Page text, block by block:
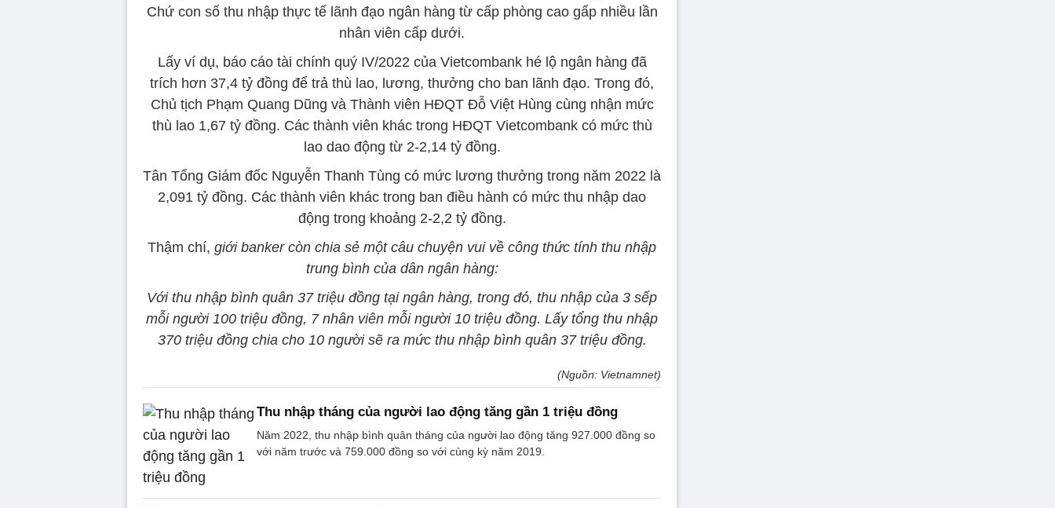
Chứ con số thu nhập thực tế lãnh đạo ngân hàng từ cấp phòng cao gấp nhiều lần
nhân viên cấp dưới.
Lấy ví dụ, báo cáo tài chính quý IV/2022 của Vietcombank hé lộ ngân hàng đã
trích hơn 37,4 tỷ đồng để trả thù lao, lương, thưởng cho ban lãnh đạo. Trong đó,
Chủ tịch Phạm Quang Dũng và Thành viên HĐQT Đỗ Việt Hùng cùng nhận mức
thù lao 1,67 tỷ đồng. Các thành viên khác trong HĐQT Vietcombank có mức thù
lao dao động từ 2-2,14 tỷ đồng.
Tân Tổng Giám đốc Nguyễn Thanh Tùng có mức lương thưởng trong năm 2022 là
2,091 tỷ đồng. Các thành viên khác trong ban điều hành có mức thu nhập dao
động trong khoảng 2-2,2 tỷ đồng.
Thậm chí, giới banker còn chia sẻ một câu chuyện vui về công thức tính thu nhập
trung bình của dân ngân hàng:
Với thu nhập bình quân 37 triệu đồng tại ngân hàng, trong đó, thu nhập của 3 sếp
mỗi người 100 triệu đồng, 7 nhân viên mỗi người 10 triệu đồng. Lấy tổng thu nhập
370 triệu đồng chia cho 10 người sẽ ra mức thu nhập bình quân 37 triệu đồng.
(Nguồn: Vietnamnet)
Thu nhập tháng của người lao động tăng gần 1 triệu đồng
Năm 2022, thu nhập bình quân tháng của người lao động tăng 927.000 đồng so
với năm trước và 759.000 đồng so với cùng kỳ năm 2019.